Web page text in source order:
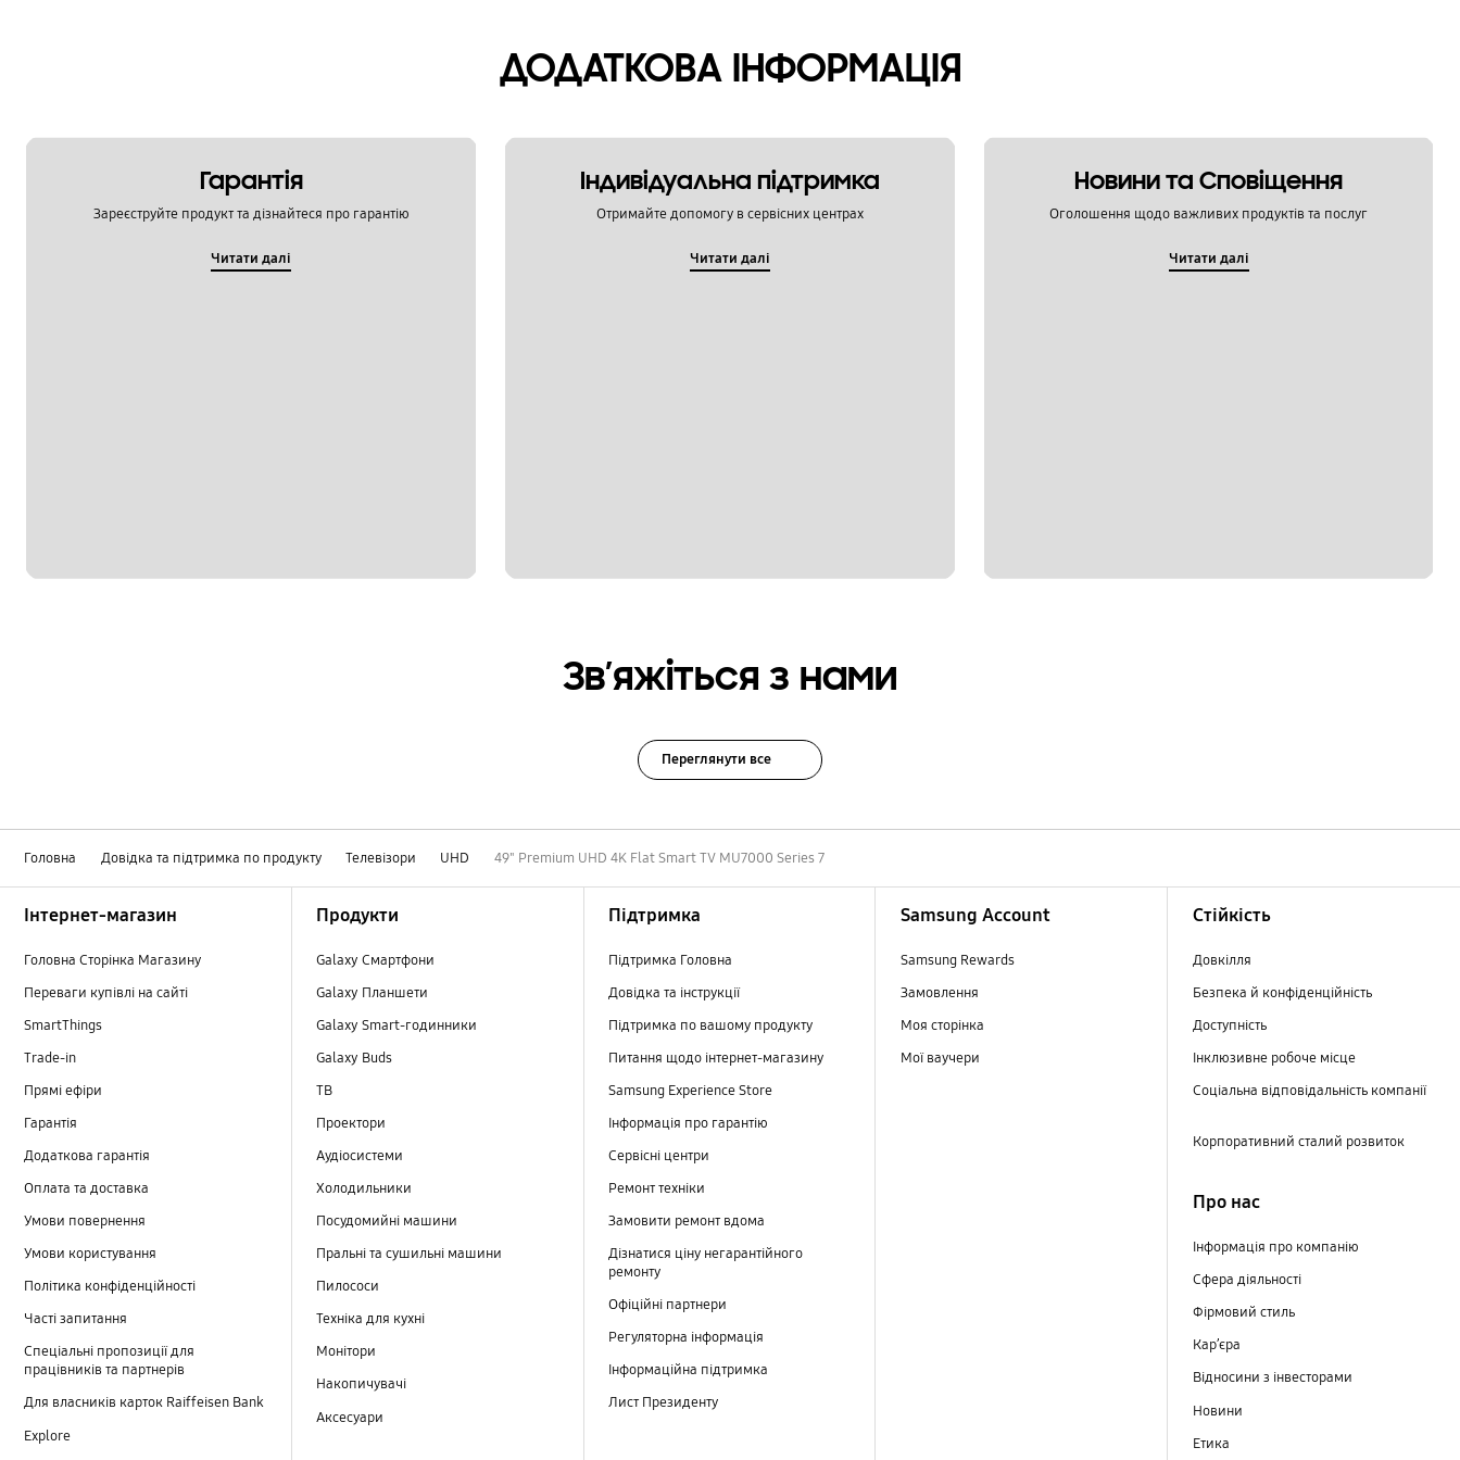
ДОДАТКОВА ІНФОРМАЦІЯ
Гарантія
Зареєструйте продукт та дізнайтеся про гарантію
Читати далі
Індивідуальна підтримка
Отримайте допомогу в сервісних центрах
Читати далі
Новини та Сповіщення
Оголошення щодо важливих продуктів та послуг
Читати далі
Зв’яжіться з нами
Переглянути все
Головна Довідка та підтримка по продукту Телевізори UHD 49" Premium UHD 4K Flat Smart TV MU7000 Series 7
Інтернет-магазин
Головна Сторінка Магазину
Переваги купівлі на сайті
SmartThings
Trade-in
Прямі ефіри
Гарантія
Додаткова гарантія
Оплата та доставка
Умови повернення
Умови користування
Політика конфіденційності
Часті запитання
Спеціальні пропозиції для
працівників та партнерів
Для власників карток Raiffeisen Bank
Explore
Продукти
Galaxy Смартфони
Galaxy Планшети
Galaxy Smart-годинники
Galaxy Buds
TB
Проектори
Аудіосистеми
Холодильники
Посудомийні машини
Пральні та сушильні машини
Пилососи
Техніка для кухні
Монітори
Накопичувачі
Аксесуари
Підтримка
Підтримка Головна
Довідка та інструкції
Підтримка по вашому продукту
Питання щодо інтернет-магазину
Samsung Experience Store
Інформація про гарантію
Сервісні центри
Ремонт техніки
Замовити ремонт вдома
Дізнатися ціну негарантійного
ремонту
Офіційні партнери
Регуляторна інформація
Інформаційна підтримка
Лист Президенту
Samsung Account
Samsung Rewards
Замовлення
Моя сторінка
Мої ваучери
Стійкість
Довкілля
Безпека й конфіденційність
Доступність
Інклюзивне робоче місце
Соціальна відповідальність компанії
Корпоративний сталий розвиток
Про нас
Інформація про компанію
Сфера діяльності
Фірмовий стиль
Кар’єра
Відносини з інвесторами
Новини
Етика